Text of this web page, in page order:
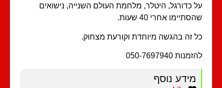
כדורגל, היטלר, מלחמת העולם השנייה, נישואים
אחרי 40 שעות.
זה בהגשה מיוחדת וקורעת מצחוק.
050-7697940
מידע נוסף